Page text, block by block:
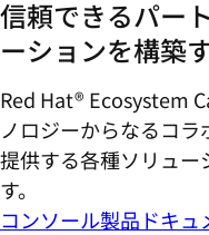
信頼できるパー
ーションを構築
Red Hat® Ecosystem
ノロジーからなるコ
提供する各種ソリュー
す。
コンソール製品ドキュ